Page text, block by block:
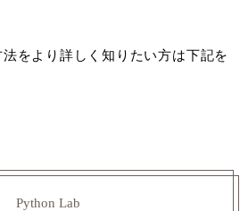
をより詳しく知りたい方は下記を
Python Lab